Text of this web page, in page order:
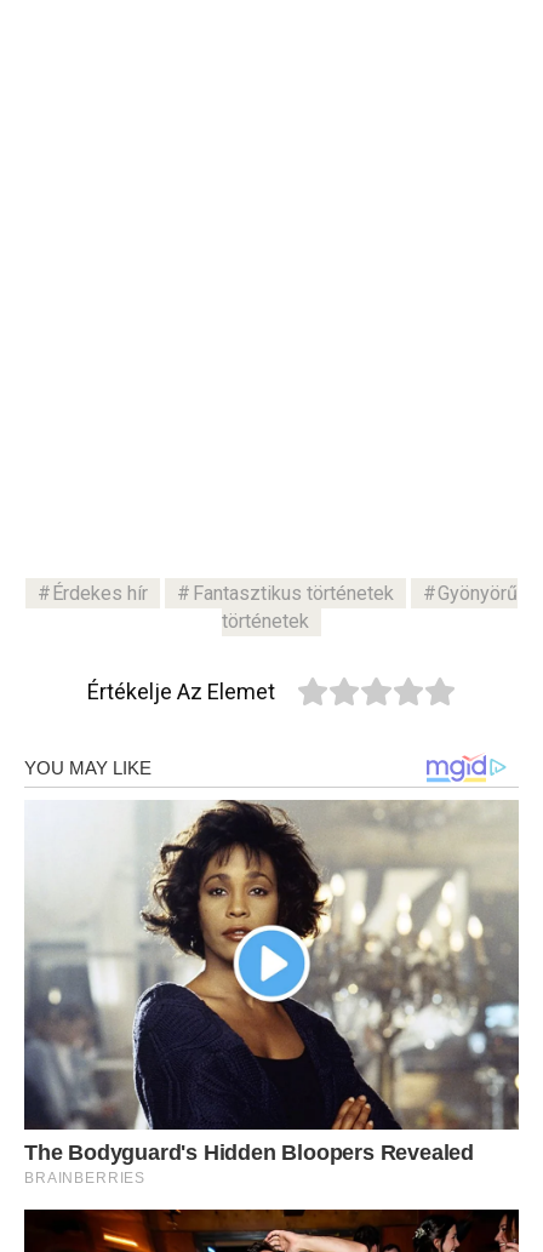
Érdekes hír Fantasztikus történetek
Gyönyörű
történetek
Értékelje Az Elemet